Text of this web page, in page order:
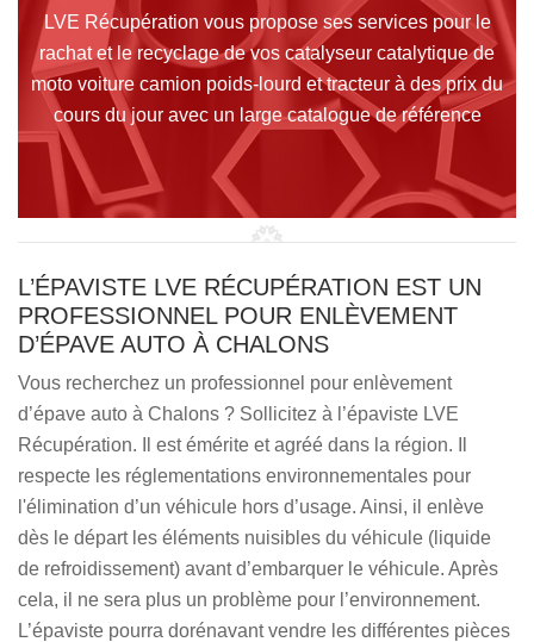
LVE Récupération vous propose ses services pour le
rachat et le recyclage de vos catalyseur catalytique de
moto voiture camion poids-lourd et tracteur à des prix du
cours du jour avec un large catalogue de référence
L’ÉPAVISTE LVE RÉCUPÉRATION EST UN
PROFESSIONNEL POUR ENLÈVEMENT
D’ÉPAVE AUTO À CHALONS
Vous recherchez un professionnel pour enlèvement
d’épave auto à Chalons ? Sollicitez à l’épaviste LVE
Récupération. Il est émérite et agréé dans la région. Il
respecte les réglementations environnementales pour
l'élimination d’un véhicule hors d’usage. Ainsi, il enlève
dès le départ les éléments nuisibles du véhicule (liquide
de refroidissement) avant d’embarquer le véhicule. Après
cela, il ne sera plus un problème pour l’environnement.
L’épaviste pourra dorénavant vendre les différentes pièces